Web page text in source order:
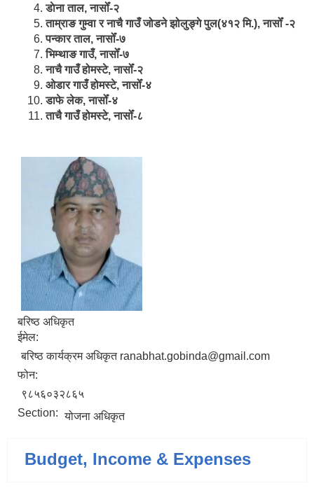
डाेना ताल, नासोँ-२
ताम्राङ गुम्वा र नाचै गाउँ जोडने झोलुङ्गे पुल(४१२ मि.), नासोँ -२
पन्कार ताल, नासोँ-७
भिम्थाङ गाउँ, नासोँ-७
नाचै गाउँ होमस्टे, नासोँ-२
ओ‍‍‌डार गाउँ होमस्टे, नासोँ-४
डाफे लेक, नासोँ-४
ताचै गाउँ होमस्टे, नासोँ-८
बरिष्ठ अधिकृत
ईमेल:
बरिष्ठ कार्यक्रम अधिकृत ranabhat.gobinda@gmail.com
फोन:
९८५६०३२८६५
Section: योजना अधिकृत
Budget, Income & Expenses